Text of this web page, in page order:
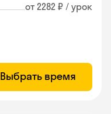
от 2282 ₽ / урок
Выбрать время